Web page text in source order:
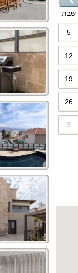
שבת
5
12
19
26
3